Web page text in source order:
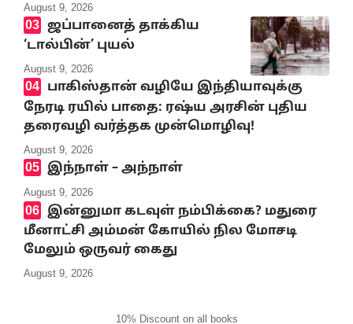
August 9, 2026
ஜப்பானைத் தாக்கிய
‘டால்பின்’ புயல்
August 9, 2026
பாகிஸ்தான் வழியே இந்தியாவுக்கு
நேரடி ரயில் பாதை: ரஷ்ய அரசின் புதிய
தரைவழி வர்த்தக முன்மொழிவு!
August 9, 2026
இந்நாள் – அந்நாள்
August 9, 2026
இன்னுமா கடவுள் நம்பிக்கை? மதுரை
மீனாட்சி அம்மன் கோயில் நில மோசடி
மேலும் ஒருவர் கைது
August 9, 2026
10% Discount on all books